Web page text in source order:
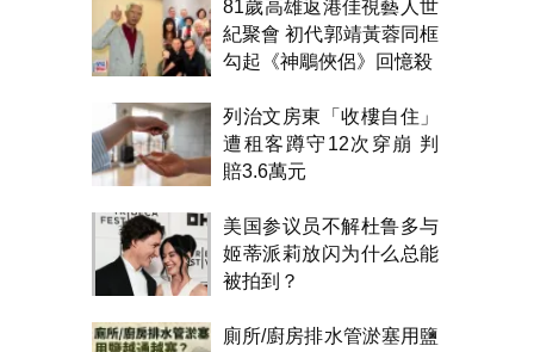
81歲高雄返港佳視藝人世
紀聚會 初代郭靖黃蓉同框
勾起《神鵰俠侶》回憶殺
列治文房東「收樓自住」
遭租客蹲守12次穿崩 判
賠3.6萬元
美国参议员不解杜鲁多与
姬蒂派莉放闪为什么总能
被拍到？
廁所/廚房排水管淤塞用鹽